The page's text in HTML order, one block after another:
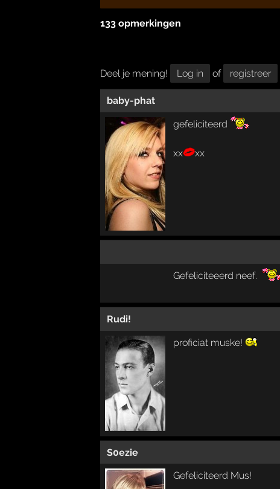
133 opmerkingen
Deel je mening! Log in of registreer
baby-phat
gefeliciteerd
xx xx
Gefeliciteeerd neef.
Rudi!
proficiat muske!
S0ezie
Gefeliciteerd Mus!